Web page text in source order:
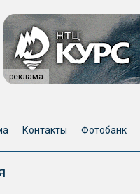
реклама
Контакты Фотобанк